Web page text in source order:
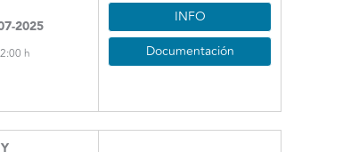
2025
h
INFO
Documentación